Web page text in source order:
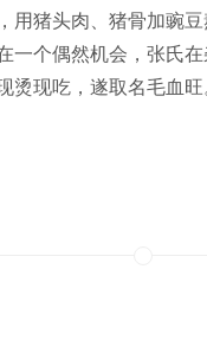
用猪头肉、猪骨加豌
一个偶然机会，张氏
现吃，遂取名毛血旺